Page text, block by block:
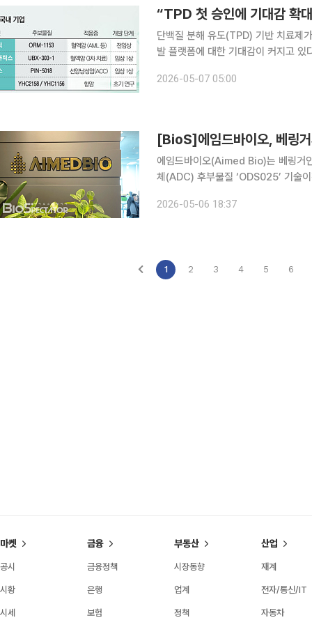
“TPD 첫 승인에 기대감 확
단백질 분해 유도(TPD) 기반 치료제
발 플랫폼에 대한 기대감이 커지고
는 이달 1일(현지시간) 에스트로겐 수
2026-05-07 05:00
[BioS]에임드바이오, 베링
에임드바이오(Aimed Bio)는 베링
체(ADC) 후부물질 ‘ODS025’ 기술
구비는 지난해 영업수익(473억원)의
2026-05-06 18:37
1 2 3 4 5 6
마켓
공시
시황
시세
금융
금융정책
은행
보험
부동산
시장동향
업계
정책
산업
재계
전자/통신/IT
자동차